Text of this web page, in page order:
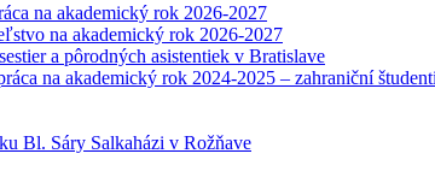
na akademický rok 2026-2027
na akademický rok 2026-2027
a pôrodných asistentiek v Bratislave
na akademický rok 2024-2025 – zahraniční študenti
Bl. Sáry Salkaházi v Rožňave